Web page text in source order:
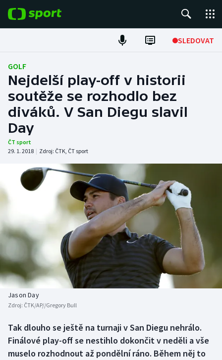
SLEDOVAT
Fotbal
Hokej
Tenis
Atletika
DALŠÍ SPORTY
Americký fotbal
Baseball a softbal
Basketbal
Biatlon
Boby a skeleton
Box
Curling
NEPŘEHLÉDNĚTE
Soutěže
Historické návraty
Aplikace ČT sport
AZ kvíz
GOLF
Nejdelší play-off v historii
soutěže se rozhodlo bez
diváků. V San Diegu slavil
Day
ČT sport
29. 1. 2018 | Zdroj: ČTK, ČT sport
Jason Day
Zdroj: ČTK/AP//Gregory Bull
Tak dlouho se ještě na turnaji v San Diegu nehrálo.
Finálové play-off se nestihlo dokončit v neděli a vše
muselo rozhodnout až pondělní ráno. Během něj to